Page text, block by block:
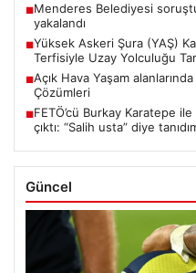
■Menderes Belediyesi
yakalandı
■Yüksek Askeri Şura (YAŞ)
Terfisiyle Uzay Yolculuğu
■Açık Hava Yaşam
Çözümleri
■FETÖ’cü Burkay Karatepe
çıktı: “Salih usta” diye
Güncel